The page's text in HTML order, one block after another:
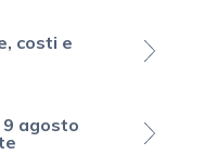
costi e
9 agosto